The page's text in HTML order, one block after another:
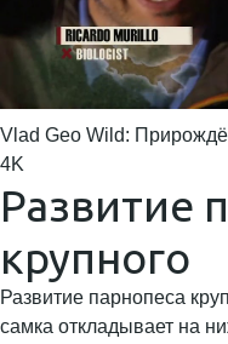
Vlad Geo Wild:
4K
Развитие
крупного
Развитие парнопеса
самка откладывает на